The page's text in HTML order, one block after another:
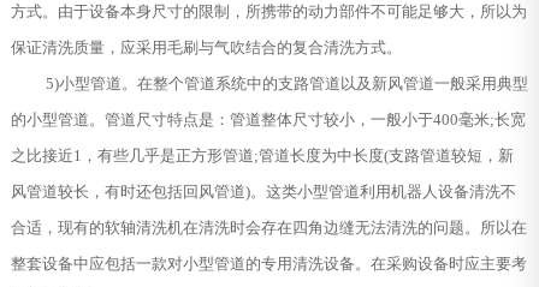
方式。由于设备本身尺寸的限制，所携带的动力部件不可能足够大，所以为
保证清洗质量，应采用毛刷与气吹结合的复合清洗方式。
5)小型管道。在整个管道系统中的支路管道以及新风管道一般采用典型
的小型管道。管道尺寸特点是：管道整体尺寸较小，一般小于400毫米;长宽
之比接近1，有些几乎是正方形管道;管道长度为中长度(支路管道较短，新
风管道较长，有时还包括回风管道)。这类小型管道利用机器人设备清洗不
合适，现有的软轴清洗机在清洗时会存在四角边缝无法清洗的问题。所以在
整套设备中应包括一款对小型管道的专用清洗设备。在采购设备时应主要考